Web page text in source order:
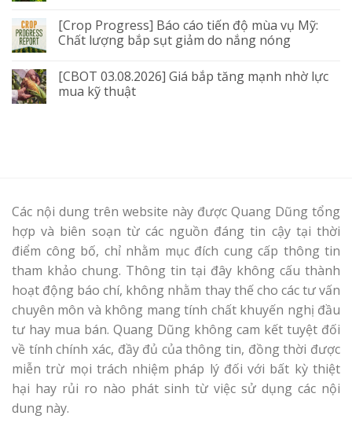
[Crop Progress] Báo cáo tiến độ mùa vụ Mỹ:
Chất lượng bắp sụt giảm do nắng nóng
[CBOT 03.08.2026] Giá bắp tăng mạnh nhờ lực
mua kỹ thuật
Các nội dung trên website này được Quang Dũng tổng
hợp và biên soạn từ các nguồn đáng tin cậy tại thời
điểm công bố, chỉ nhằm mục đích cung cấp thông tin
tham khảo chung. Thông tin tại đây không cấu thành
hoạt động báo chí, không nhằm thay thế cho các tư vấn
chuyên môn và không mang tính chất khuyến nghị đầu
tư hay mua bán. Quang Dũng không cam kết tuyệt đối
về tính chính xác, đầy đủ của thông tin, đồng thời được
miễn trừ mọi trách nhiệm pháp lý đối với bất kỳ thiệt
hại hay rủi ro nào phát sinh từ việc sử dụng các nội
dung này.